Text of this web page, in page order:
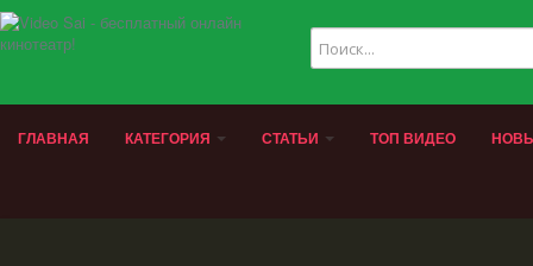
ГЛАВНАЯ КАТЕГОРИЯ СТАТЬИ ТОП ВИДЕО